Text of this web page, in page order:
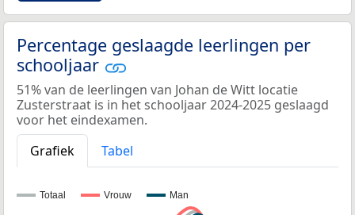
Percentage geslaagde leerlingen per
schooljaar
51% van de leerlingen van Johan de Witt locatie
Zusterstraat is in het schooljaar 2024-2025 geslaagd
voor het eindexamen.
Grafiek
Tabel
Totaal Vrouw Man